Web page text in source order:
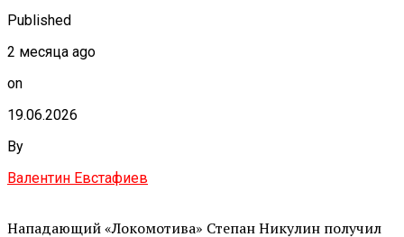
Published
2 месяца ago
on
19.06.2026
By
Валентин Евстафиев
Нападающий «Локомотива» Степан Никулин получил